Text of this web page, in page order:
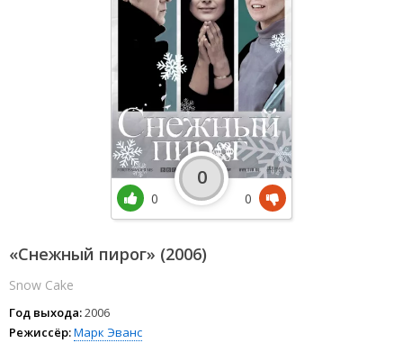
«Снежный пирог» (2006)
Snow Cake
Год выхода:2006
Режиссёр:Марк Эванс
0
0
0